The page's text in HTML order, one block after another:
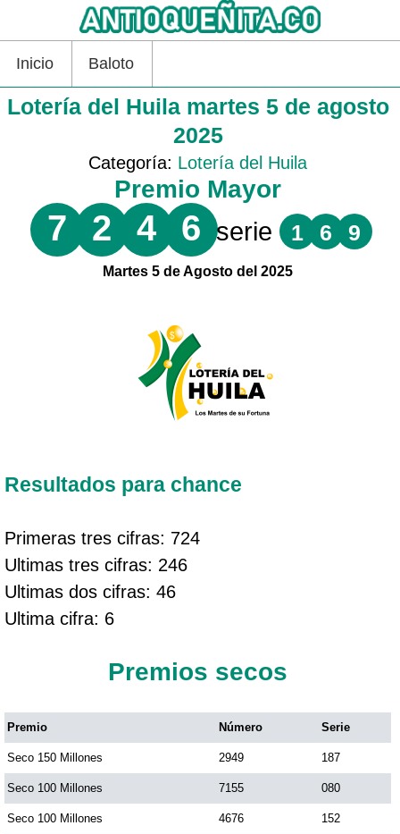
Inicio Baloto
Lotería del Huila martes 5 de agosto
2025
Categoría: Lotería del Huila
Premio Mayor
7 2 4 6 serie 1 6 9
Martes 5 de Agosto del 2025
Resultados para chance
Primeras tres cifras: 724
Ultimas tres cifras: 246
Ultimas dos cifras: 46
Ultima cifra: 6
Premios secos
Premio Número Serie
Seco 150 Millones 2949 187
Seco 100 Millones 7155 080
Seco 100 Millones 4676 152